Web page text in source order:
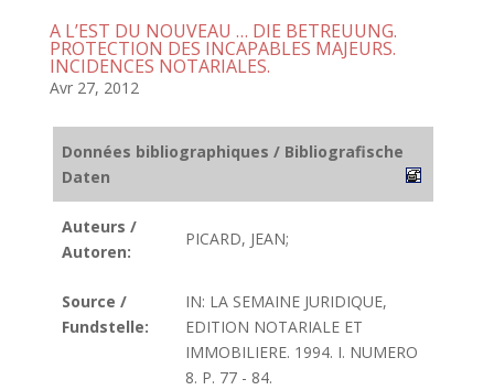
A L’EST DU NOUVEAU … DIE BETREUUNG.
PROTECTION DES INCAPABLES MAJEURS.
INCIDENCES NOTARIALES.
Avr 27, 2012
Données bibliographiques / Bibliografische
Daten
Auteurs /
Autoren:
PICARD, JEAN;
Source /
Fundstelle:
IN: LA SEMAINE JURIDIQUE,
EDITION NOTARIALE ET
IMMOBILIERE. 1994. I. NUMERO
8. P. 77 - 84.